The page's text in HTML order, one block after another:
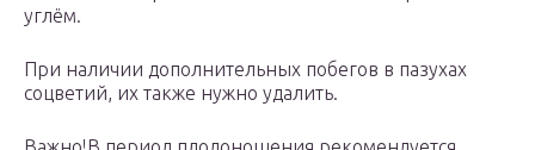
углём.
При наличии дополнительных побегов в пазухах
соцветий, их также нужно удалить.